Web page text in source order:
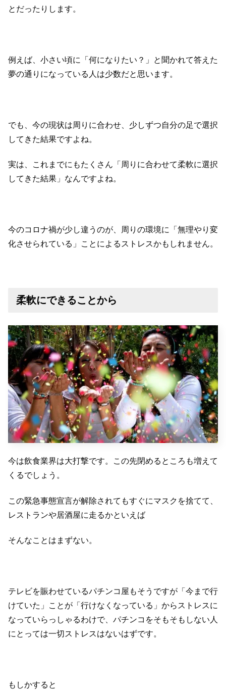
とだったりします。
例えば、小さい頃に「何になりたい？」と聞かれて答えた
夢の通りになっている人は少数だと思います。
でも、今の現状は周りに合わせ、少しずつ自分の足で選択
してきた結果ですよね。
実は、これまでにもたくさん「周りに合わせて柔軟に選択
してきた結果」なんですよね。
今のコロナ禍が少し違うのが、周りの環境に「無理やり変
化させられている」ことによるストレスかもしれません。
柔軟にできることから
今は飲食業界は大打撃です。この先閉めるところも増えて
くるでしょう。
この緊急事態宣言が解除されてもすぐにマスクを捨てて、
レストランや居酒屋に走るかといえば
そんなことはまずない。
テレビを賑わせているパチンコ屋もそうですが「今まで行
けていた」ことが「行けなくなっている」からストレスに
なっていらっしゃるわけで、パチンコをそもそもしない人
にとっては一切ストレスはないはずです。
もしかすると